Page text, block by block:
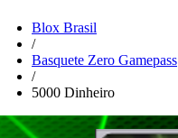
Blox Brasil
/
Basquete Zero Gamepass
/
5000 Dinheiro